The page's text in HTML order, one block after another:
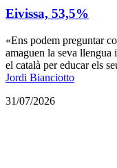
Eivissa, 53,5%
«Ens podem preguntar
amaguen la seva llengua
el català per educar els
Jordi Bianciotto
31/07/2026